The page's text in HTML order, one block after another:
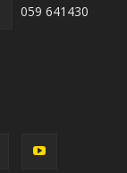
059 641430